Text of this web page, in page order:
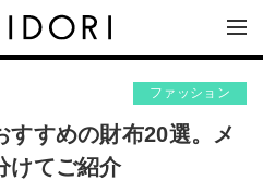
ファッション
すすめの財布20選。メ
けてご紹介